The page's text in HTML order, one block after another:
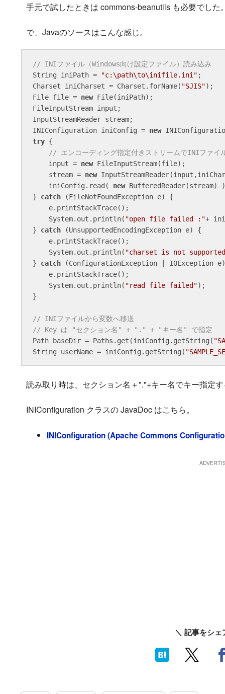
手元で試したときは commons-beanutils も必要でした。
で、Javaのソースはこんな感じ。
// INIファイル（Windows向け設定ファイル）読み込み
String iniPath =
"c:\path\to\inifile.ini" ;
Charset iniCharset = Charset.forName( "SJIS");
File file = new File(iniPath);
FileInputStream input;
InputStreamReader stream;
INIConfiguration iniConfig = new
try {
// エンコーディング指定付きストリームでINIファイ
    input =
new FileInputStream(file);
    stream =
new
    iniConfig.read(
new BufferedReader(stream)
} catch (FileNotFoundException e) {
    e.printStackTrace();
    System.out.println(
"open file failed :"+
} catch (UnsupportedEncodingException e) {
    e.printStackTrace();
    System.out.println(
"charset is not
} catch (ConfigurationException | IOException
    e.printStackTrace();
    System.out.println(
"read file failed");
}
// INIファイルから変数へ移送
// Key は "セクション名" + "." + "キー名" で指定
Path baseDir = Paths.get(iniConfig.getString(
String userName = iniConfig.getString(
読み取り時は、セクション名＋"."+キー名でキー指定す
INIConfiguration クラスの JavaDoc はこちら。
INIConfiguration (Apache Commons
＼ 記事をシ